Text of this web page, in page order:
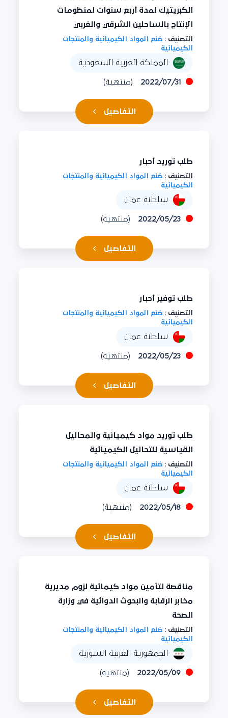
الكبريتيك لمدة أربع سنوات لمنظومات
الإنتاج بالساحلين الشرقي والغربي
التصنيف : صُنع المواد الكيميائية والمنتجات
الكيميائية
المملكة العربية السعودية
2022/07/31 (منتهية)
التفاصيل
طلب توريد أحبار
التصنيف : صُنع المواد الكيميائية والمنتجات
الكيميائية
سلطنة عمان
2022/05/23 (منتهية)
التفاصيل
طلب توفير أحبار
التصنيف : صُنع المواد الكيميائية والمنتجات
الكيميائية
سلطنة عمان
2022/05/23 (منتهية)
التفاصيل
طلب توريد مواد كيميائية والمحاليل
القياسية للتحاليل الكيميائية
التصنيف : صُنع المواد الكيميائية والمنتجات
الكيميائية
سلطنة عمان
2022/05/18 (منتهية)
التفاصيل
مناقصة لتأمين مواد كيمائية لزوم مديرية
مخابر الرقابة والبحوث الدوائية في وزارة
الصحة
التصنيف : صُنع المواد الكيميائية والمنتجات
الكيميائية
الجمهورية العربية السورية
2022/05/09 (منتهية)
التفاصيل